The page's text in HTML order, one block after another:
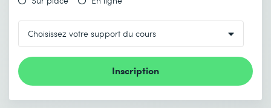
Inscription